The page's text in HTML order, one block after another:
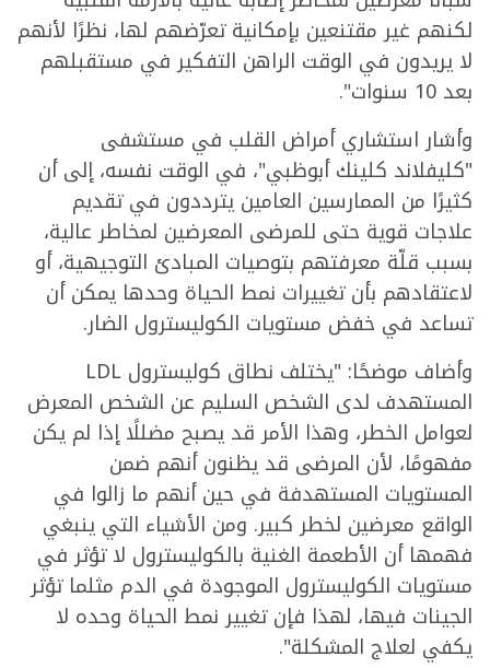
لكنهم غير مقتنعين بإمكانية تعرّضهم لها، نظرًا لأنهم
لا يريدون في الوقت الراهن التفكير في مستقبلهم
بعد 10 سنوات".
وأشار استشاري أمراض القلب في مستشفى
"كليفلاند كلينك أبوظبي"، في الوقت نفسه، إلى أن
كثيرًا من الممارسين العامين يترددون في تقديم
علاجات قوية حتى للمرضى المعرضين لمخاطر عالية،
بسبب قلّة معرفتهم بتوصيات المبادئ التوجيهية، أو
لاعتقادهم بأن تغييرات نمط الحياة وحدها يمكن أن
تساعد في خفض مستويات الكوليسترول الضار.
وأضاف موضحًا: "يختلف نطاق كوليسترول LDL
المستهدف لدى الشخص السليم عن الشخص المعرض
لعوامل الخطر، وهذا الأمر قد يصبح مضللًا إذا لم يكن
مفهومًا، لأن المرضى قد يظنون أنهم ضمن
المستويات المستهدفة في حين أنهم ما زالوا في
الواقع معرضين لخطر كبير. ومن الأشياء التي ينبغي
فهمها أن الأطعمة الغنية بالكوليسترول لا تؤثر في
مستويات الكوليسترول الموجودة في الدم مثلما تؤثر
الجينات فيها، لهذا فإن تغيير نمط الحياة وحده لا
يكفي لعلاج المشكلة".